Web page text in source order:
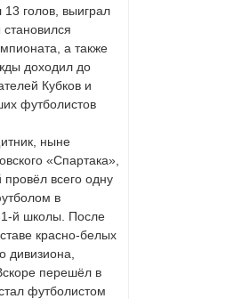
голов, выиграл
а также
доходил до
Кубков и
футболистов
ныне
«Спартака»,
провёл всего одну
в
й школы. После
красно-белых
дивизиона,
перешёл в
футболистом